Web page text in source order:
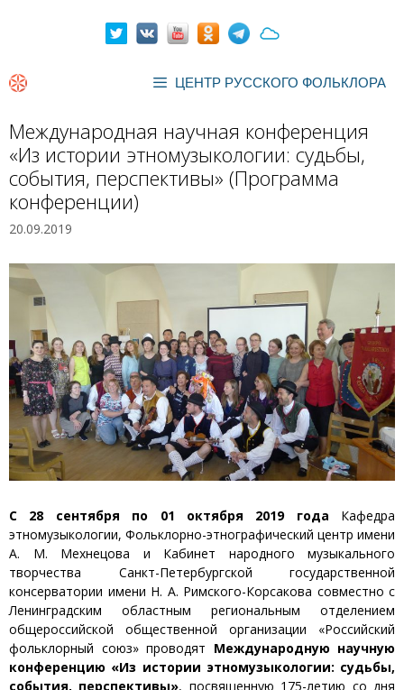
ЦЕНТР РУССКОГО ФОЛЬКЛОРА
Международная научная конференция
«Из истории этномузыкологии: судьбы,
события, перспективы» (Программа
конференции)
20.09.2019
С 28 сентября по 01 октября 2019 года Кафедра
этномузыкологии, Фольклорно-этнографический центр имени
А. М. Мехнецова и Кабинет народного музыкального
творчества Санкт-Петербургской государственной
консерватории имени Н. А. Римского-Корсакова совместно с
Ленинградским областным региональным отделением
общероссийской общественной организации «Российский
фольклорный союз» проводят Международную научную
конференцию «Из истории этномузыкологии: судьбы,
события, перспективы», посвященную 175-летию со дня